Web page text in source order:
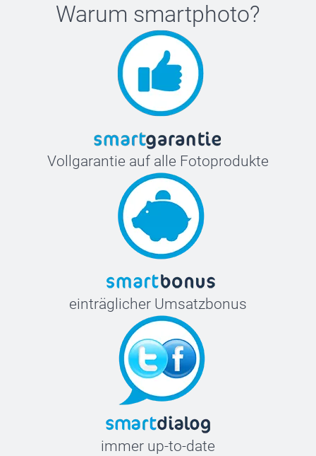
Warum smartphoto?
Vollgarantie auf alle Fotoprodukte
einträglicher Umsatzbonus
immer up-to-date